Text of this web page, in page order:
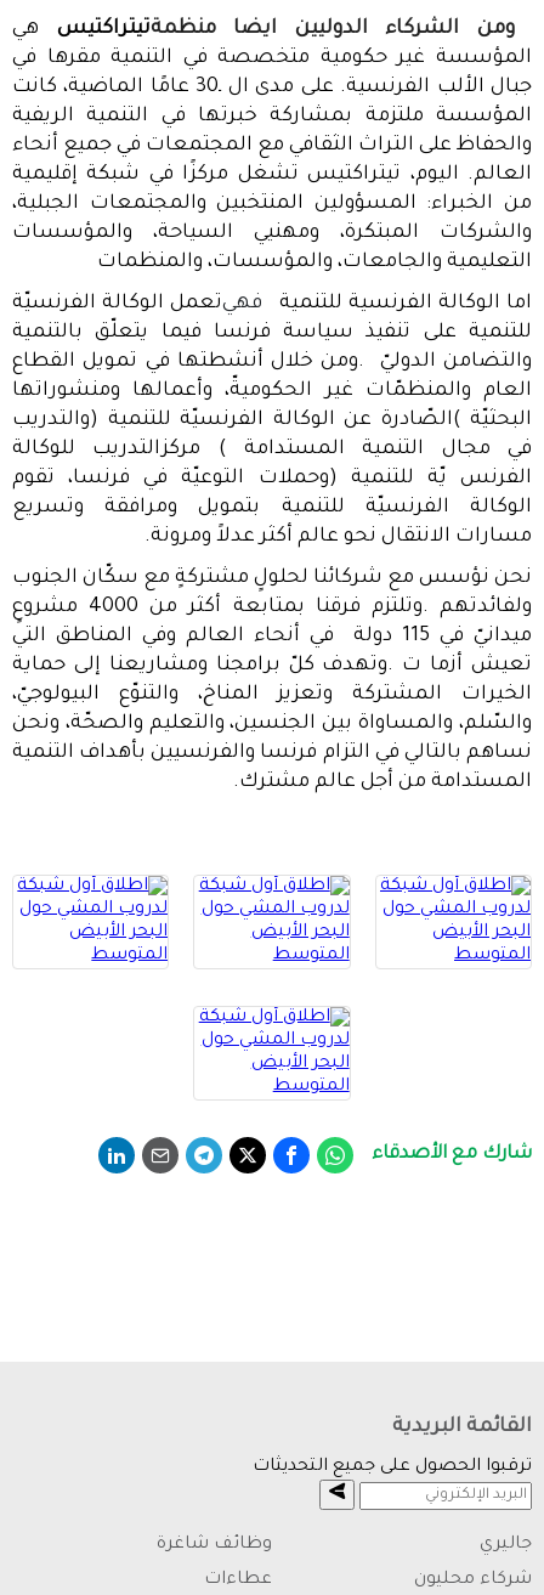
ومن الشركاء الدوليين ايضا منظمة
تيتراكتيس هي
المؤسسة غير حكومية متخصصة في التنمية مقرها في
جبال الألب الفرنسية. على مدى ال ـ30 عامًا الماضية، كانت
المؤسسة ملتزمة بمشاركة خبرتها في التنمية الريفية
والحفاظ على التراث الثقافي مع المجتمعات في جميع أنحاء
العالم. اليوم، تيتراكتيس تشغل مركزًا في شبكة إقليمية
من الخبراء: المسؤولين المنتخبين والمجتمعات الجبلية،
والشركات المبتكرة، ومهنيي السياحة، والمؤسسات
التعليمية والجامعات، والمؤسسات، والمنظمات
اما الوكالة الفرنسية للتنمية
تعمل الوكالة الفرنسيّة
للتنمية على تنفيذ سياسة فرنسا فيما يتعلّق بالتنمية
والتضامن الدوليّ .ومن خلال أنشطتها في تمويل القطاع
العام والمنظمّات غير الحكوميةّ، وأعمالها ومنشوراتها
البحثيّة )الصّادرة عن الوكالة الفرنسيّة للتنمية (والتدريب
في مجال التنمية المستدامة ) مركزالتدريب للوكالة
الفرنس يّة للتنمية (وحملات التوعيّة في فرنسا، تقوم
الوكالة الفرنسيّة للتنمية بتمويل ومرافقة وتسريع
مسارات الانتقال نحو عالم أكثر عدلاً ومرونة.
نحن نؤسس مع شركائنا لحلولٍ مشتركةٍ مع سكّان الجنوب
ولفائدتهم .وتلتزم فرقنا بمتابعة أكثر من 4000 مشروعٍ
ميدانيّ في 115 دولة في أنحاء العالم وفي المناطق التي
تعيش أزما ت .وتهدف كلّ برامجنا ومشاريعنا إلى حماية
الخيرات المشتركة وتعزيز المناخ، والتنوّع البيولوجيّ،
والسّلم، والمساواة بين الجنسين، والتعليم والصحّة، ونحن
نساهم بالتالي في التزام فرنسا والفرنسيين بأهداف التنمية
المستدامة من أجل عالم مشترك.
شارك مع الأصدقاء
القائمة البريدية
ترقبوا الحصول على جميع التحديثات
جاليري
شركاء محليون
وظائف شاغرة
عطاءات